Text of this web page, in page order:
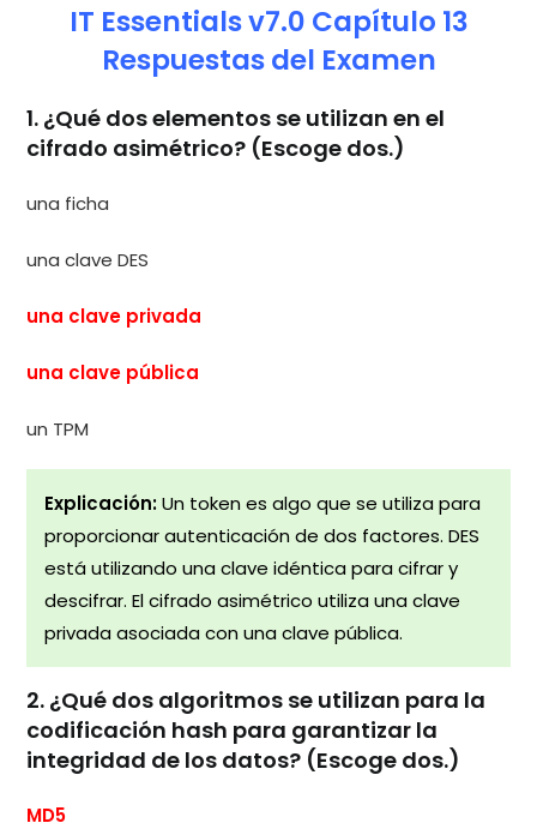
IT Essentials v7.0 Capítulo 13
Respuestas del Examen
1. ¿Qué dos elementos se utilizan en el
cifrado asimétrico? (Escoge dos.)
una ficha
una clave DES
una clave privada
una clave pública
un TPM
Explicación:Un token es algo que se utiliza para
proporcionar autenticación de dos factores. DES
está utilizando una clave idéntica para cifrar y
descifrar. El cifrado asimétrico utiliza una clave
privada asociada con una clave pública.
2. ¿Qué dos algoritmos se utilizan para la
codificación hash para garantizar la
integridad de los datos? (Escoge dos.)
MD5